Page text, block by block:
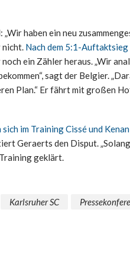
haben ein neu
nicht. Nach dem 5:1-
ein Zähler heraus. „Wir
sagt der Belgier.
Plan.“ Er fährt mit großen
sich im Training Cissé und
Geraerts den Disput.
geklärt.
Karlsruher SC